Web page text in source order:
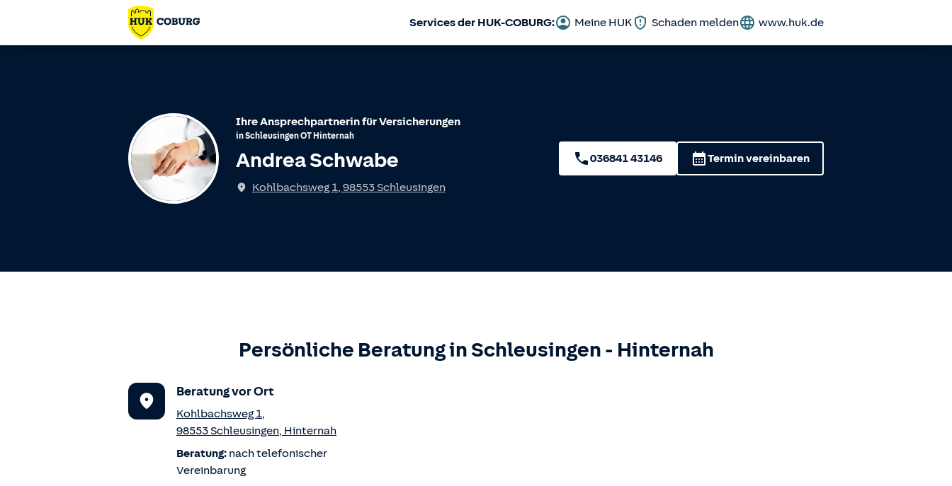
Services der HUK-COBURG: Meine HUK Schaden melden www.huk.de
Ihre Ansprechpartnerin für Versicherungen
inSchleusingenOT Hinternah
Andrea Schwabe
Kohlbachsweg 1, 98553 Schleusingen
036841 43146 Termin vereinbaren
Persönliche Beratung in Schleusingen - Hinternah
Beratung vor Ort
Kohlbachsweg 1,
98553Schleusingen, Hinternah
Beratung: nach telefonischer
Vereinbarung